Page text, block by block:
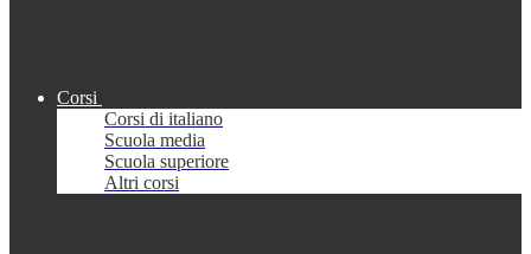
Corsi
Corsi di italiano
Scuola media
Scuola superiore
Altri corsi